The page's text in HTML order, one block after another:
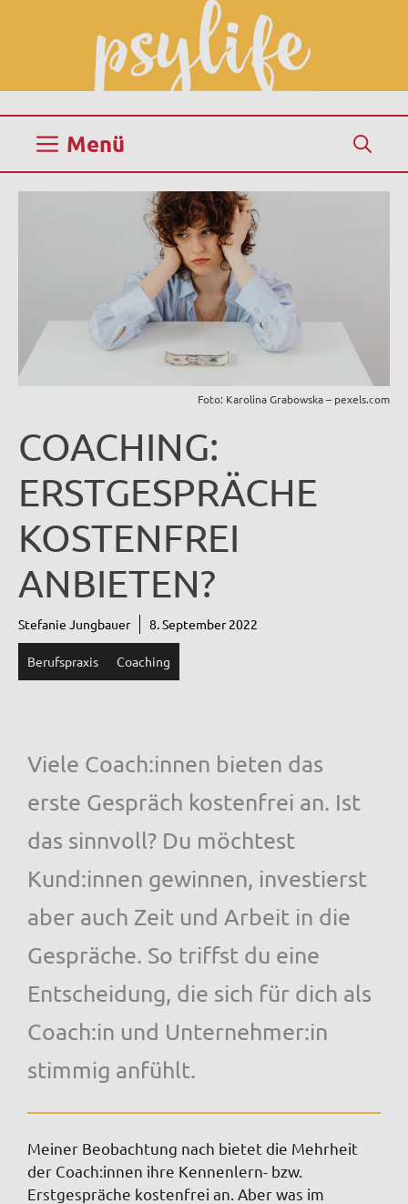
Menü
COACHING:
ERSTGESPRÄCHE
KOSTENFREI
ANBIETEN?
Stefanie Jungbauer 8. September 2022
Berufspraxis Coaching
Foto: Karolina Grabowska – pexels.com
Viele Coach:innen bieten das
erste Gespräch kostenfrei an. Ist
das sinnvoll? Du möchtest
Kund:innen gewinnen, investierst
aber auch Zeit und Arbeit in die
Gespräche. So triffst du eine
Entscheidung, die sich für dich als
Coach:in und Unternehmer:in
stimmig anfühlt.
Meiner Beobachtung nach bietet die Mehrheit
der Coach:innen ihre Kennenlern- bzw.
Erstgespräche kostenfrei an. Aber was im